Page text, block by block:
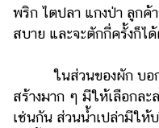
พริก ไตปลา แกงป่า ลูกค้
สบาย และจะตักกี่ครั้งก็ไ
ในส่วนของผัก บอกเล
สร้างมาก ๆ มีให้เลือกล
เช่นกัน ส่วนน้ำเปล่ามีให้